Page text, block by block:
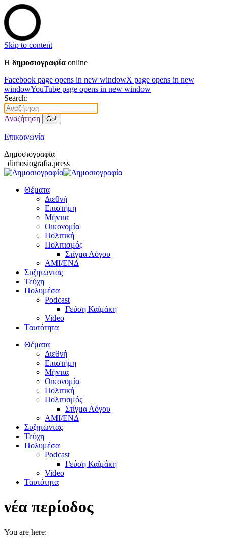
Skip to content
Η δημοσιογραφία online
Facebook page opens in new windowX page opens in new
windowYouTube page opens in new window
Search:
Αναζήτηση
Επικοινωνία
Δημοσιογραφία
| dimosiografia.press
Θέματα
Διεθνή
Επιστήμη
Μήντια
Οικονομία
Πολιτική
Πολιτισμός
Στίγμα Λόγου
AMI/ΕΝΔ
Συζητώντας
Τεύχη
Πολυμέσα
Podcast
Γεύση Καϊμάκη
Video
Ταυτότητα
Θέματα
Διεθνή
Επιστήμη
Μήντια
Οικονομία
Πολιτική
Πολιτισμός
Στίγμα Λόγου
AMI/ΕΝΔ
Συζητώντας
Τεύχη
Πολυμέσα
Podcast
Γεύση Καϊμάκη
Video
Ταυτότητα
νέα περίοδος
You are here: